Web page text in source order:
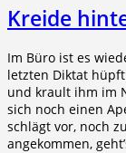
Kreide
Im Büro ist es
letzten Diktat
und krault ihm im
sich noch einen
schlägt vor, noch
angekommen,